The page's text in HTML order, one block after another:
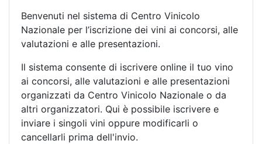
Benvenuti nel sistema di Centro Vinicolo
Nazionale per l’iscrizione dei vini ai concorsi, alle
valutazioni e alle presentazioni.
Il sistema consente di iscrivere online il tuo vino
ai concorsi, alle valutazioni e alle presentazioni
organizzati da Centro Vinicolo Nazionale o da
altri organizzatori. Qui è possibile iscrivere e
inviare i singoli vini oppure modificarli o
cancellarli prima dell'invio.